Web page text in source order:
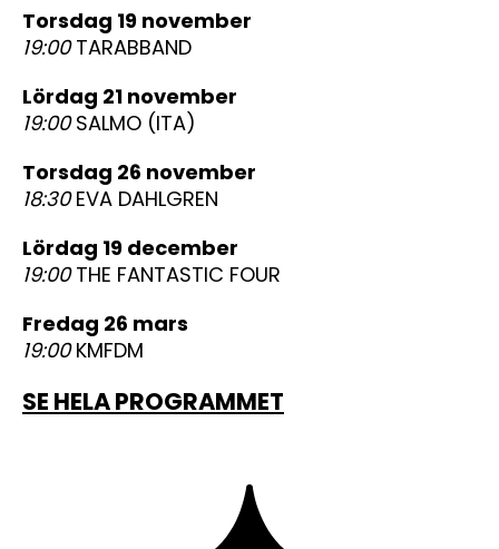
torsdag 19 november
19:00TARABBAND
lördag 21 november
19:00SALMO (ITA)
torsdag 26 november
18:30EVA DAHLGREN
lördag 19 december
19:00THE FANTASTIC FOUR
fredag 26 mars
19:00KMFDM
SE HELA PROGRAMMET